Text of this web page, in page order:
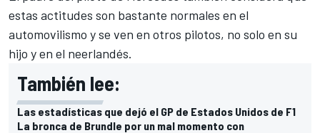
estas actitudes son bastante normales en el
automovilismo y se ven en otros pilotos, no solo en su
hijo y en el neerlandés.
También lee:
Las estadísticas que dejó el GP de Estados Unidos de F1
La bronca de Brundle por un mal momento con